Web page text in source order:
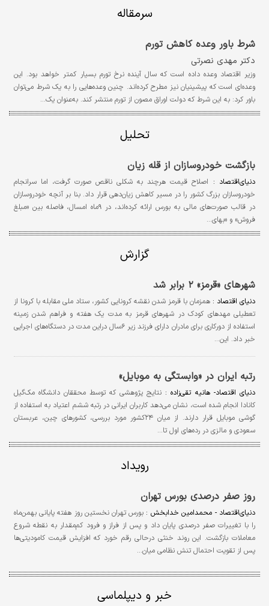
سرمقاله
شرط باور وعده کاهش تورم
دکتر مهدی نصرتی
وزیر اقتصاد وعده داده است که سال آینده نرخ تورم بسیار کمتر خواهد بود. این
وعده‌‌ای است که پیشینیان نیز مطرح کرده‌اند. چنین وعده‌هایی را به یک شرط می‌‌توان
باور کرد: به این شرط که دولت اوراق مصون از تورم منتشر کند. به‌عنوان یک…
تحلیل
بازگشت خودروسازان از قله زیان
دنیای‌اقتصاد : اصلاح قیمت هرچند به شکلی ناقص صورت گرفت، اما سرانجام
خودروسازان بزرگ کشور را در مسیر کاهش زیان‌دهی قرار داد. بنا بر آنچه خودروسازان
در قالب صورت‌های مالی به بورس ارائه کرده‌اند، در ۹ماه امسال، فاصله بین «مبلغ
فروش» و «بهای…
گزارش
شهرهای «قرمز» ۲ برابر شد
دنياي اقتصاد : همزمان با قرمز شدن نقشه کرونایی کشور، ستاد ملی مقابله با کرونا از
تعطیلی مهدهای کودک در شهرهای قرمز به مدت یک هفته و فراهم شدن زمینه
استفاده از دورکاری برای مادران دارای فرزند زیر ۶سال دراین مدت در دستگاه‌های اجرایی
خبر داد. این…
رتبه ایران در «وابستگی به موبایل»
دنياي اقتصاد- هانیه تقی‌زاده : نتایج پژوهشی که توسط محققان دانشگاه مک‌گیل
کانادا انجام شده است، نشان می‌دهد کاربران ایرانی در رتبه ششم اعتیاد به استفاده از
گوشی موبایل قرار دارند. از میان ۲۴کشور مورد بررسی، کشورهای چین، عربستان
سعودی و مالزی در رده‌های اول تا…
رویداد
روز صفر درصدی بورس تهران
دنیای‌اقتصاد - محمدامین خدابخش : بورس تهران نخستین روز هفته پایانی بهمن‌ماه
را با تغییرات صفر درصدی پایان داد و پس از فراز و فرود کم‌مقدار به نقطه شروع
معاملات بازگشت. این روند خنثی درحالی رقم خورد که افزایش قیمت کامودیتی‌ها
پس از تقویت احتمال تنش نظامی میان…
خبر و دیپلماسی